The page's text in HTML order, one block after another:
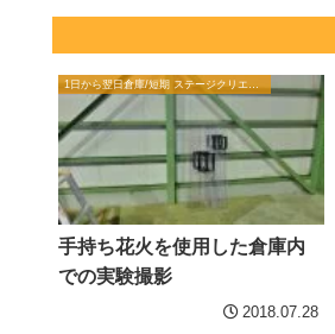
手持ち花火を使用した倉庫内
での実験撮影
2018.07.28